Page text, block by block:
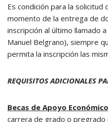
Es condición para la solicitud
momento de la entrega de
inscripción al último llamado
Manuel Belgrano), siempre
permita la inscripción las
REQUISITOS ADICIONALES
Becas de Apoyo
carrera de grado o pregrado